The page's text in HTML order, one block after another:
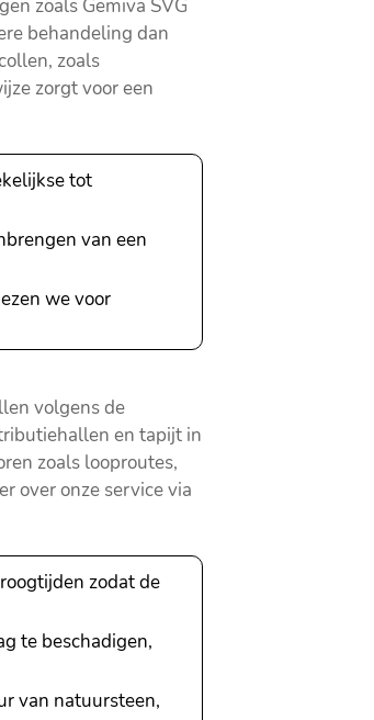
zoals Gemiva SVG
behandeling dan
zoals
zorgt voor een
tot
van een
we voor
volgens de
en tapijt in
zoals looproutes,
over onze service via
zodat de
te beschadigen,
van natuursteen,